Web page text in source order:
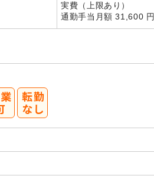
実費（上限あり）
通勤手当月額 31,600 円